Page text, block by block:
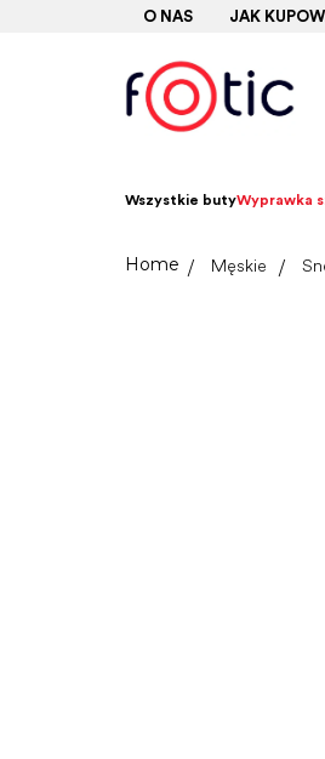
O NAS JAK
Wszystkie butyWyprawka
HomeMęskie